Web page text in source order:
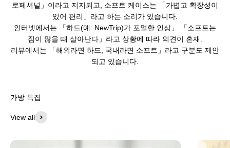
로페셔널」이라고 지지되고, 소프트 케이스는 「가볍고 확장성이
있어 편리」라고 하는 소리가 있습니다.
인터넷에서는 「하드(예: NewTrip)가 포멀한 인상」 「소프트는
짐이 많을 때 살아난다」라고 상황에 따라 의견이 혼재.
리뷰에서는 「해외라면 하드, 국내라면 소프트」라고 구분도 제안
되고 있습니다.
가방 특집
View all